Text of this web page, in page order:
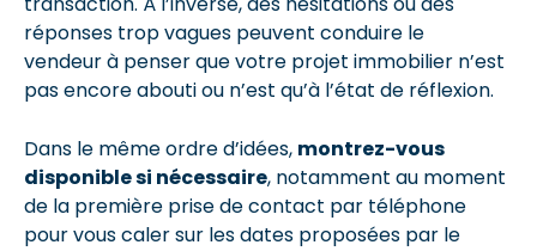
réponses trop vagues peuvent conduire le
vendeur à penser que votre projet immobilier n’est
pas encore abouti ou n’est qu’à l’état de réflexion.
Dans le même ordre d’idées, montrez-vous
disponible si nécessaire, notamment au moment
de la première prise de contact par téléphone
pour vous caler sur les dates proposées par le